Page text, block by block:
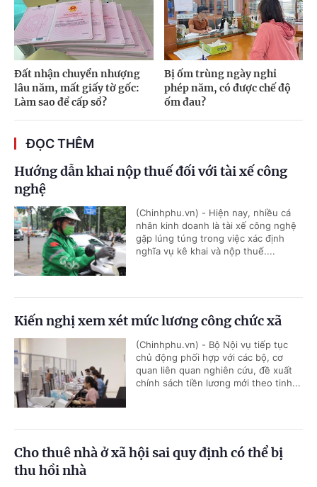
Đất nhận chuyển nhượng
lâu năm, mất giấy tờ gốc:
Làm sao để cấp sổ?
Bị ốm trùng ngày nghỉ
phép năm, có được chế độ
ốm đau?
ĐỌC THÊM
Hướng dẫn khai nộp thuế đối với tài xế công
nghệ
(Chinhphu.vn) - Hiện nay, nhiều cá
nhân kinh doanh là tài xế công nghệ
gặp lúng túng trong việc xác định
nghĩa vụ kê khai và nộp thuế....
Kiến nghị xem xét mức lương công chức xã
(Chinhphu.vn) - Bộ Nội vụ tiếp tục
chủ động phối hợp với các bộ, cơ
quan liên quan nghiên cứu, đề xuất
chính sách tiền lương mới theo tinh...
Cho thuê nhà ở xã hội sai quy định có thể bị
thu hồi nhà